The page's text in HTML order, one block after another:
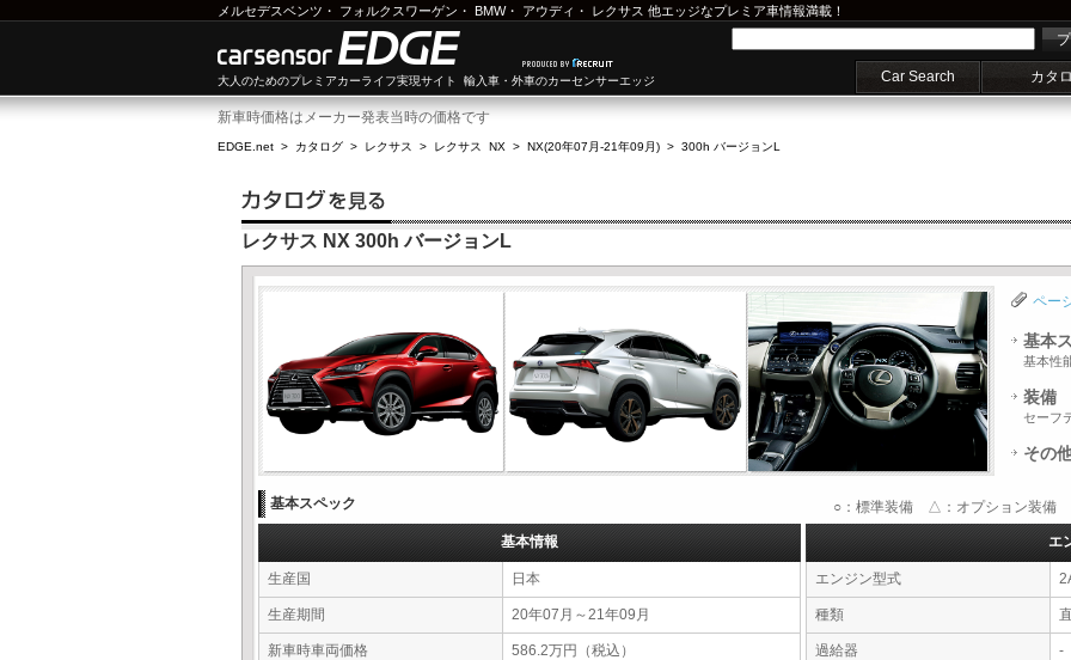
メルセデスベンツ ・ フォルクスワーゲン ・ BMW・ アウディ ・ レクサス 他エッジなプレミア車情報満載！
大人のためのプレミアカーライフ実現サイト 輸入車・外車のカーセンサーエッジ Car Search カタ
新車時価格はメーカー発表当時の価格です
EDGE.net > カタログ > レクサス > レクサス NX > NX(20年07月-21年09月) > 300h バージョンL
レクサス NX 300h バージョンL
ペー
基本
基本性
装備
セーフ
その
基本スペック ○：標準装備 △：オプション装備 -
基本情報
生産国 日本
生産期間 20年07月～21年09月
新車時車両価格 586.2万円（税込）
エ
エンジン型式
種類
過給器 -